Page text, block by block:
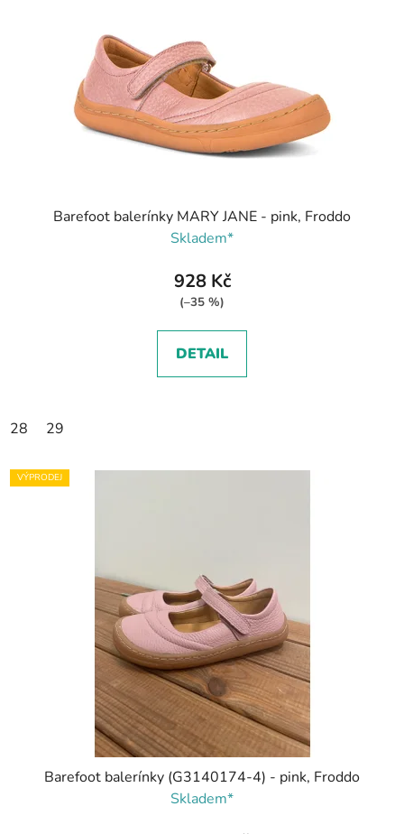
Barefoot balerínky MARY JANE - pink, Froddo
Skladem*
928 Kč
(–35 %)
DETAIL
28 29
VÝPRODEJ
Barefoot balerínky (G3140174-4) - pink, Froddo
Skladem*